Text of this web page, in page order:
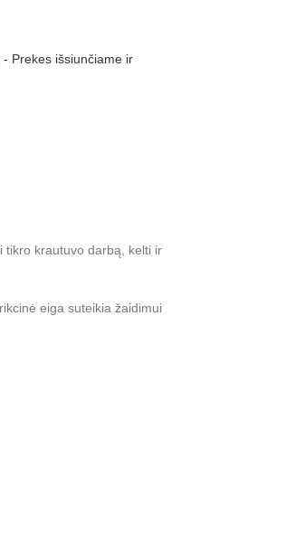
- Prekes išsiunčiame ir
tikro krautuvo darbą, kelti ir
eiga suteikia žaidimui